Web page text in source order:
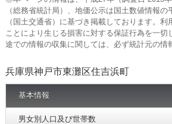
（総務省統計局）、地価公示は国土数値情報
（国土交通省）に基づき掲載しております。
ことにより生じる損害に対する保証行為を一切
途での情報の収集に関しては、必ず統計元の情
兵庫県神戸市東灘区住吉浜町
基本情報
男女別人口及び世帯数